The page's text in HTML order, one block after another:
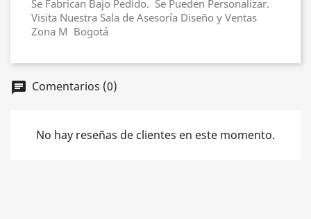
Se Fabrican Bajo Pedido. Se Pueden Personalizar.
Visita Nuestra Sala de Asesoría Diseño y Ventas
Zona M Bogotá
chat Comentarios (0)
No hay reseñas de clientes en este momento.